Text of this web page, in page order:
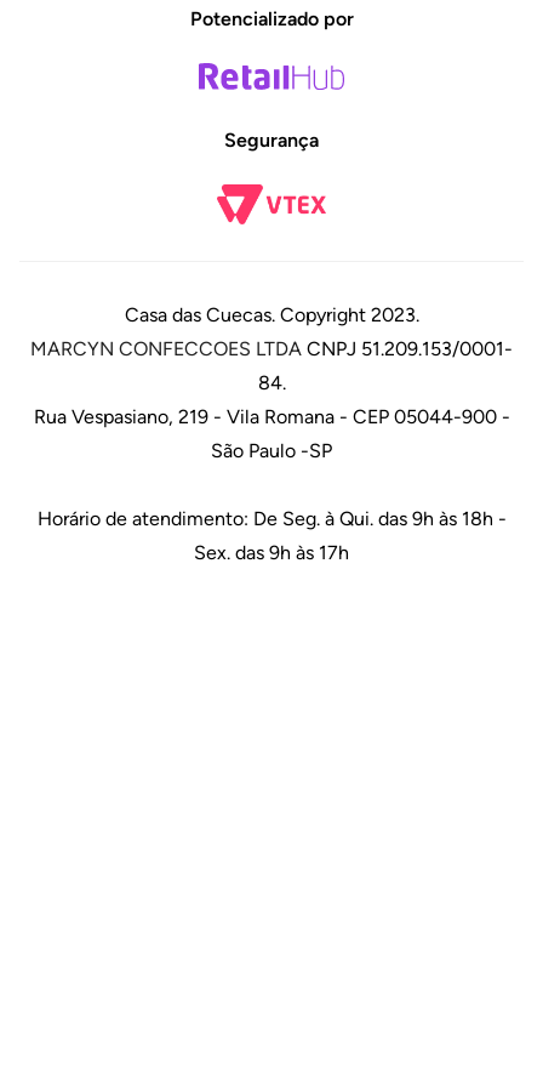
Potencializado por
Segurança
Casa das Cuecas. Copyright 2023.
MARCYN CONFECCOES LTDA CNPJ 51.209.153/0001-
84.
Rua Vespasiano, 219 - Vila Romana - CEP 05044-900 -
São Paulo -SP
Horário de atendimento: De Seg. à Qui. das 9h às 18h -
Sex. das 9h às 17h